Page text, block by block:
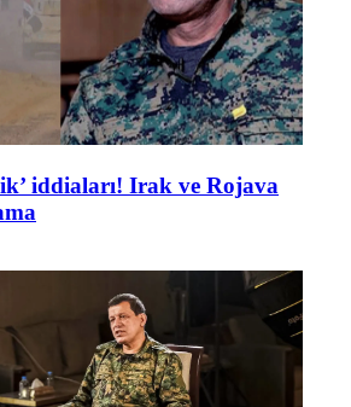
iddiaları! Irak ve Rojava